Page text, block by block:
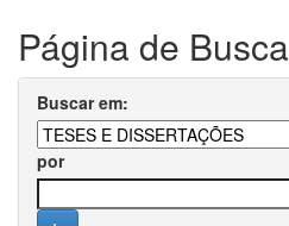
Página de Busca
Buscar em:
por